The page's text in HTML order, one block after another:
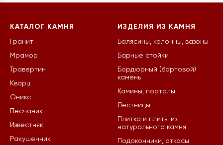
КАТАЛОГ КАМНЯ
Гранит
Мрамор
Травертин
Кварц
Оникс
Песчаник
Известняк
Ракушечник
ИЗДЕЛИЯ ИЗ КАМНЯ
Балясины, колонны, вазоны
Барные стойки
Бордюрный (бортовой)
камень
Камины, порталы
Лестницы
Плитка и плиты из
натурального камня
Подоконники, откосы